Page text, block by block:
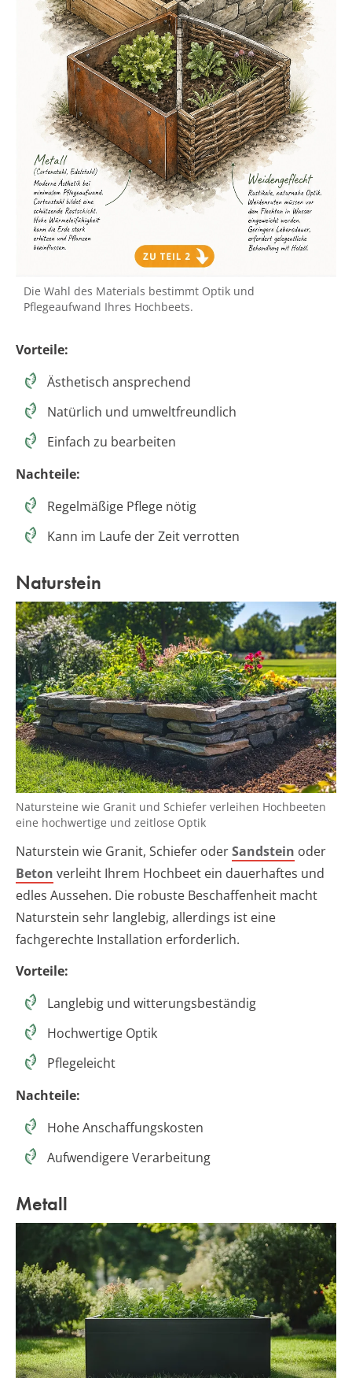
Die Wahl des Materials bestimmt Optik und
Pflegeaufwand Ihres Hochbeets.
Vorteile:
Ästhetisch ansprechend
Natürlich und umweltfreundlich
Einfach zu bearbeiten
Nachteile:
Regelmäßige Pflege nötig
Kann im Laufe der Zeit verrotten
Naturstein
Natursteine wie Granit und Schiefer verleihen Hochbeeten
eine hochwertige und zeitlose Optik
Naturstein wie Granit, Schiefer oderSandstein oder
Beton verleiht Ihrem Hochbeet ein dauerhaftes und
edles Aussehen. Die robuste Beschaffenheit macht
Naturstein sehr langlebig, allerdings ist eine
fachgerechte Installation erforderlich.
Vorteile:
Langlebig und witterungsbeständig
Hochwertige Optik
Pflegeleicht
Nachteile:
Hohe Anschaffungskosten
Aufwendigere Verarbeitung
Metall